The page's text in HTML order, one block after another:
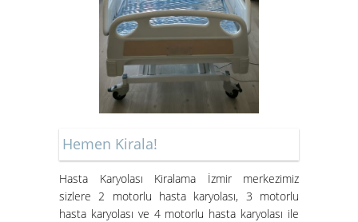
Kiralık Hasta Karyolası Bostanlı
Kiralık Hasta Karyolası
Hasta Karyolası Muğla
Hasta Karyolası Kiralama
Hizmeti
Hemen Kirala!
Hasta Karyolası Kiralama İzmir merkezimiz
sizlere 2 motorlu hasta karyolası, 3 motorlu
hasta karyolası ve 4 motorlu hasta karyolası ile